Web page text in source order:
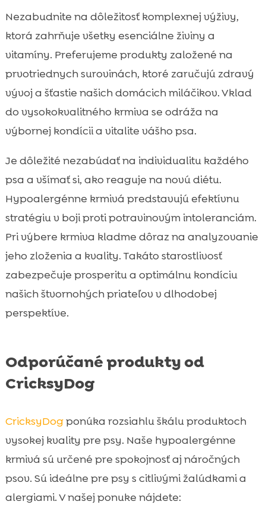
Nezabudnite na dôležitosť komplexnej výživy,
ktorá zahrňuje všetky esenciálne živiny a
vitamíny. Preferujeme produkty založené na
prvotriednych surovinách, ktoré zaručujú zdravý
vývoj a šťastie našich domácich miláčikov. Vklad
do vysokokvalitného krmiva se odráža na
výbornej kondícii a vitalite vášho psa.
Je dôležité nezabúdať na individualitu každého
psa a všímať si, ako reaguje na novú diétu.
Hypoalergénne krmivá predstavujú efektívnu
stratégiu v boji proti potravinovým intoleranciám.
Pri výbere krmiva kladme dôraz na analyzovanie
jeho zloženia a kvality. Takáto starostlivosť
zabezpečuje prosperitu a optimálnu kondíciu
našich štvornohých priateľov v dlhodobej
perspektíve.
Odporúčané produkty od
CricksyDog
CricksyDogponúka rozsiahlu škálu produktoch
vysokej kvality pre psy. Naše hypoalergénne
krmivá sú určené pre spokojnosť aj náročných
psov. Sú ideálne pre psy s citlivými žalúdkami a
alergiami. V našej ponuke nájdete: